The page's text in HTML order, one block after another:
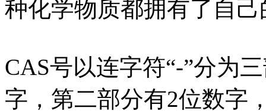
种化学物质都拥有了自己
CAS号以连字符“-”分为
字，第二部分有2位数字